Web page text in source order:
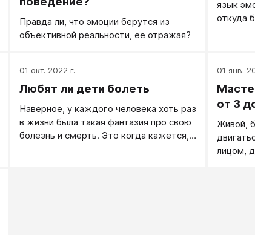
Правда ли, что эмоции берутся из
объективной реальности, ее отражая?
язык
откуда
01 окт. 2022 г.
Любят ли дети болеть
Наверное, у каждого человека хоть раз
в жизни была такая фантазия про свою
болезнь и смерть. Это когда кажется,
01 янв.
от 3
Живой,
лицом,